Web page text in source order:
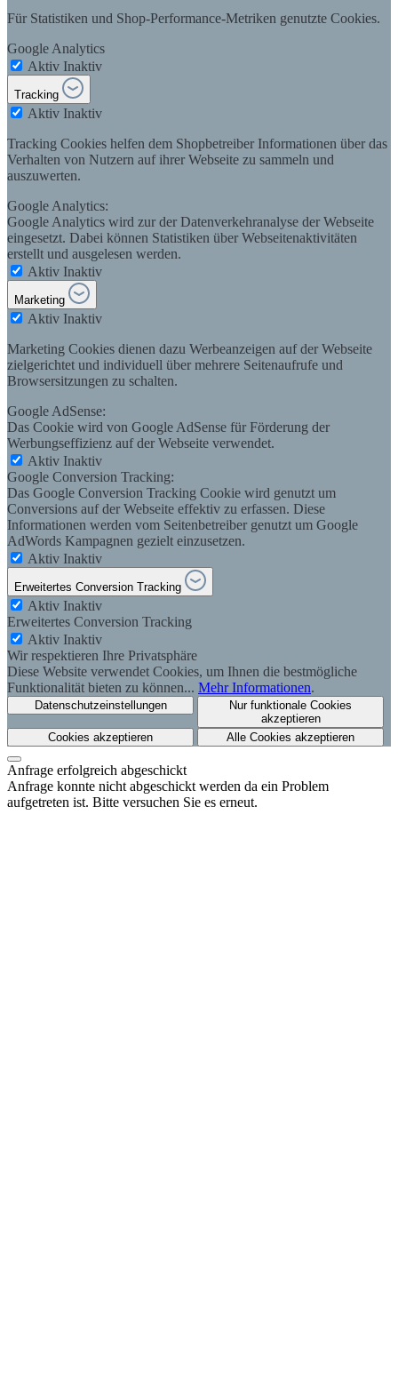
Für Statistiken und Shop-Performance-Metriken genutzte Cookies.
Google Analytics
Aktiv Inaktiv
Tracking
Aktiv Inaktiv
Tracking Cookies helfen dem Shopbetreiber Informationen über das
Verhalten von Nutzern auf ihrer Webseite zu sammeln und
auszuwerten.
Google Analytics:
Google Analytics wird zur der Datenverkehranalyse der Webseite
eingesetzt. Dabei können Statistiken über Webseitenaktivitäten
erstellt und ausgelesen werden.
Aktiv Inaktiv
Marketing
Aktiv Inaktiv
Marketing Cookies dienen dazu Werbeanzeigen auf der Webseite
zielgerichtet und individuell über mehrere Seitenaufrufe und
Browsersitzungen zu schalten.
Google AdSense:
Das Cookie wird von Google AdSense für Förderung der
Werbungseffizienz auf der Webseite verwendet.
Aktiv Inaktiv
Google Conversion Tracking:
Das Google Conversion Tracking Cookie wird genutzt um
Conversions auf der Webseite effektiv zu erfassen. Diese
Informationen werden vom Seitenbetreiber genutzt um Google
AdWords Kampagnen gezielt einzusetzen.
Aktiv Inaktiv
Erweitertes Conversion Tracking
Aktiv Inaktiv
Erweitertes Conversion Tracking
Aktiv Inaktiv
Wir respektieren Ihre Privatsphäre
Diese Website verwendet Cookies, um Ihnen die bestmögliche
Funktionalität bieten zu können... Mehr Informationen.
Datenschutzeinstellungen
Nur funktionale Cookies
akzeptieren
Cookies akzeptieren
Alle Cookies akzeptieren
Anfrage erfolgreich abgeschickt
Anfrage konnte nicht abgeschickt werden da ein Problem
aufgetreten ist. Bitte versuchen Sie es erneut.